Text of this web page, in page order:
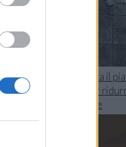
TIM presenta il
climatica per
sull’ambiente